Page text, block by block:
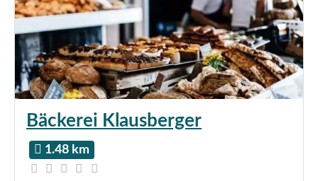
Bäckerei Klausberger
1.48 km